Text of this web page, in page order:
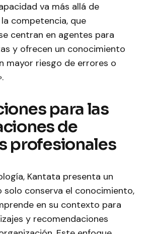
va más allá de
competencia, que
centran en agentes para
y ofrecen un conocimiento
mayor riesgo de errores o
para las
de
profesionales
Kantata presenta un
solo conserva el conocimiento,
en su contexto para
y recomendaciones